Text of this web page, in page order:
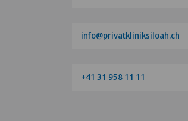
info@privatkliniksiloah.ch
+41 31 958 11 11